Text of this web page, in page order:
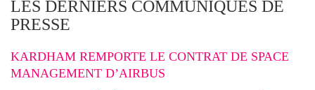
LES DERNIERS COMMUNIQUÉS DE
PRESSE
KARDHAM REMPORTE LE CONTRAT DE SPACE
MANAGEMENT D’AIRBUS